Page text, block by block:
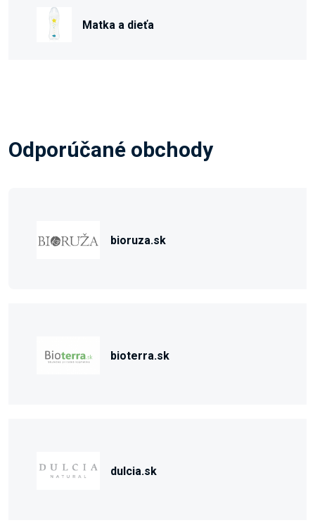
Matka a dieťa
Odporúčané obchody
bioruza.sk
bioterra.sk
dulcia.sk